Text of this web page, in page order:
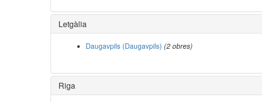
Letgàlia
Daugavpils (Daugavpils) (2 obres)
Riga